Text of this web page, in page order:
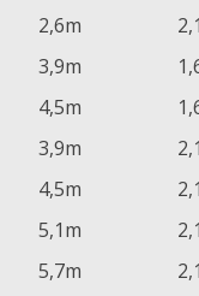
2,6m
3,9m
4,5m
3,9m
4,5m
5,1m
5,7m